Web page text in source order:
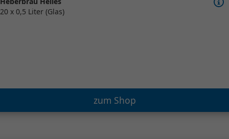
20 x 0,5 Liter (Glas)
zum Shop